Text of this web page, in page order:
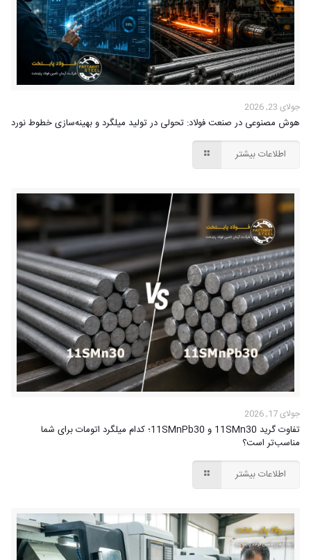
جولای 23, 2026
هوش مصنوعی در صنعت فولاد: تحولی در تولید میلگرد و بهینه‌سازی خطوط نورد
اطلاعات بیشتر
جولای 17, 2026
تفاوت گرید 11SMn30 و 11SMnPb30؛ کدام میلگرد اتومات برای شما
مناسب‌تر است؟
اطلاعات بیشتر